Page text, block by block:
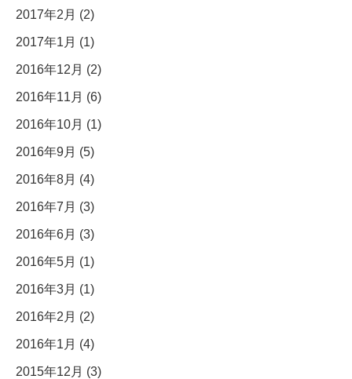
2017年2月 (2)
2017年1月 (1)
2016年12月 (2)
2016年11月 (6)
2016年10月 (1)
2016年9月 (5)
2016年8月 (4)
2016年7月 (3)
2016年6月 (3)
2016年5月 (1)
2016年3月 (1)
2016年2月 (2)
2016年1月 (4)
2015年12月 (3)